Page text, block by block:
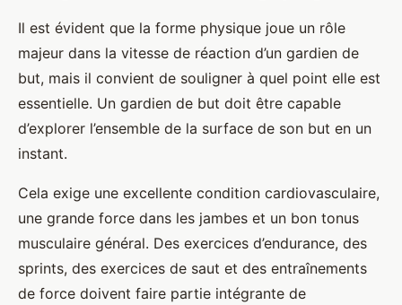
Il est évident que la forme physique joue un rôle
majeur dans la vitesse de réaction d’un gardien de
but, mais il convient de souligner à quel point elle est
essentielle. Un gardien de but doit être capable
d’explorer l’ensemble de la surface de son but en un
instant.
Cela exige une excellente condition cardiovasculaire,
une grande force dans les jambes et un bon tonus
musculaire général. Des exercices d’endurance, des
sprints, des exercices de saut et des entraînements
de force doivent faire partie intégrante de